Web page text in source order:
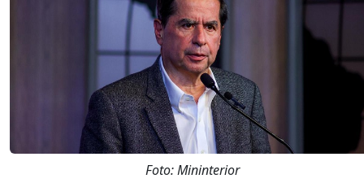
Foto: Mininterior